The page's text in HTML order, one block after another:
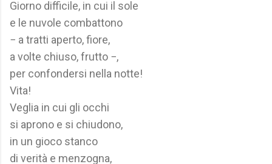
Giorno difficile, in cui il sole
e le nuvole combattono
− a tratti aperto, fiore,
a volte chiuso, frutto −,
per confondersi nella notte!
Vita!
Veglia in cui gli occhi
si aprono e si chiudono,
in un gioco stanco
di verità e menzogna,